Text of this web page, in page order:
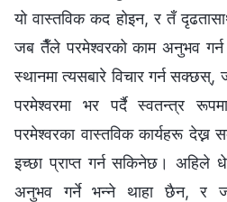
यो वास्तविक कद होइन, र तँ
जब तैँले परमेश्‍वरको काम अनुभव
स्थानमा त्यसबारे विचार गर्न
परमेश्‍वरमा भर पर्दै स्वतन्त्र
परमेश्‍वरका वास्तविक कार्यहरू
इच्‍छा प्राप्त गर्न सकिनेछ। अहिले
अनुभव गर्ने भन्‍ने थाहा छैन, र